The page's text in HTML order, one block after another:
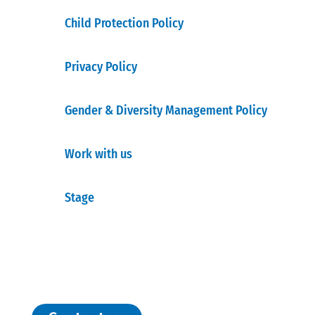
Child Protection Policy
Privacy Policy
Gender & Diversity Management Policy
Work with us
Stage